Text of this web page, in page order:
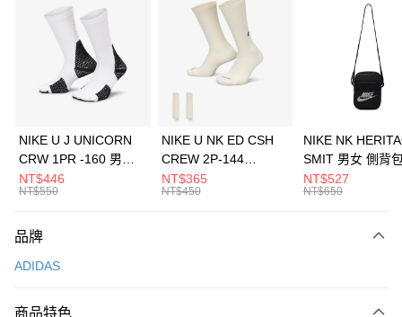
3 期 0 利率 每期 21家銀行
合作金庫商業銀行
第一商業銀行
華南商業銀行
彰化商業銀行
上海商業儲蓄銀行
元大商業銀行
台灣樂天信用卡公司
Apple Pay
全盈+PAY
AFTEE先享後付
【關於「AFTEE先享後付」】
便利好安心！
運送方式
NIKE U J UNICORN
CRW 1PR -160 男女
中統襪 FZ3393100
NT$446
NT$550
NIKE U NK ED CSH
CREW 2P-144
EMBRDY 男女 短統襪
FZ3073133
NT$365
NT$450
NIKE NK
SMIT 男女 側背
BA5871010
NT$527
NT$650
品牌
ADIDAS
商品特色